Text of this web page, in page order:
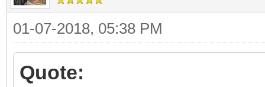
01-07-2018, 05:38 PM
Quote: